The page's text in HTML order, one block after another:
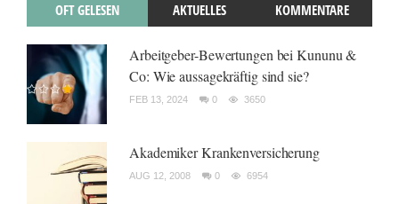
OFT GELESEN AKTUELLES KOMMENTARE
Arbeitgeber-Bewertungen bei Kununu &
Co: Wie aussagekräftig sind sie?
FEB 13, 2024 0 3650
Akademiker Krankenversicherung
AUG 12, 2008 0 6954